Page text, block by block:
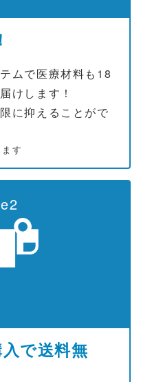
ムで医療材料も18
けします！
に抑えることがで
す
で送料無